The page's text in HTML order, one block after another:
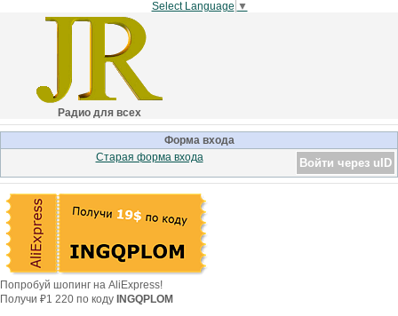
Select Language ▼
Радио для всех
Форма входа
Войти через uID
Старая форма входа
Попробуй шопинг на AliExpress!
Получи ₽1 220 по коду INGQPLOM